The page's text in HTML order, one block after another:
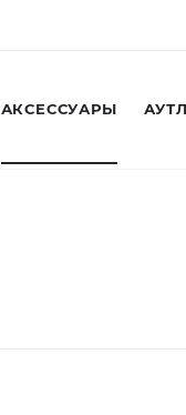
АКСЕССУАРЫ